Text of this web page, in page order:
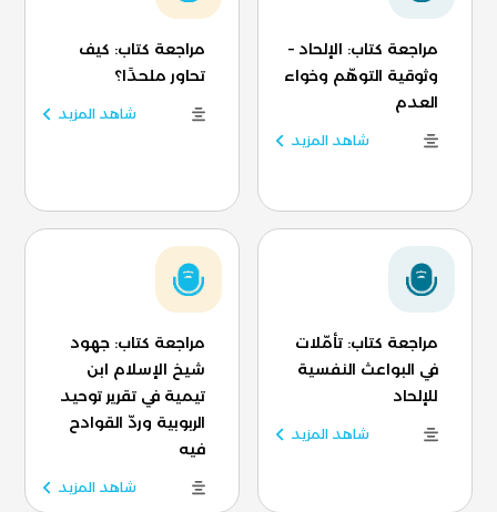
مراجعة كتاب: الإلحاد –
وثوقية التوهّم وخواء
العدم
شاهد المزيد
مراجعة كتاب: كيف
تحاور ملحدًا؟
شاهد المزيد
مراجعة كتاب: تأمّلات
في البواعث النفسية
للإلحاد
شاهد المزيد
مراجعة كتاب: جهود
شيخ الإسلام ابن
تيمية في تقرير توحيد
الربوبية وردّ القوادح
فيه
شاهد المزيد